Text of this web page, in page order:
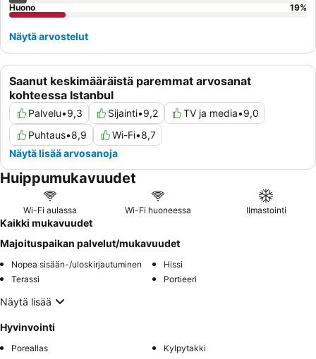
Saanut keskimääräistä paremmat arvosanat
kohteessa Istanbul
Palvelu•9,3 Sijainti•9,2 TV ja media•9,0
Puhtaus•8,9 Wi-Fi•8,7
Näytä lisää arvosanoja
Huono
19%
Näytä arvostelut
Huippumukavuudet
Wi-Fi aulassa Wi-Fi huoneessa Ilmastointi
Kaikki mukavuudet
Majoituspaikan palvelut/mukavuudet
Nopea sisään-/uloskirjautuminen
Hissi
Terassi
Portieeri
Näytä lisää
Hyvinvointi
Poreallas Kylpytakki